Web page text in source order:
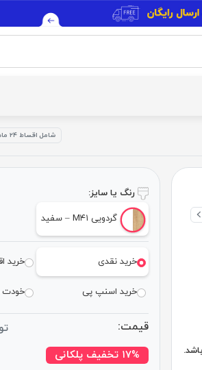
شامل اقساط ۲۴ ماهه
رنگ یا سایز:
گردویی M۴۱ – سفید
خرید نقدی خرید
خرید اسنپ پی خودت
قیمت:
۱۷% تخفیف پلکانی